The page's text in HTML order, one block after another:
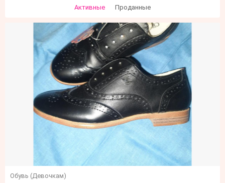
Активные Проданные
Обувь (Девочкам)